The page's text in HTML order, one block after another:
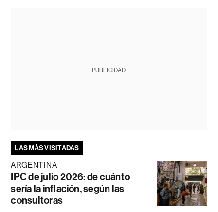
PUBLICIDAD
LAS MÁS VISITADAS
ARGENTINA
IPC de julio 2026: de cuánto
sería la inflación, según las
consultoras